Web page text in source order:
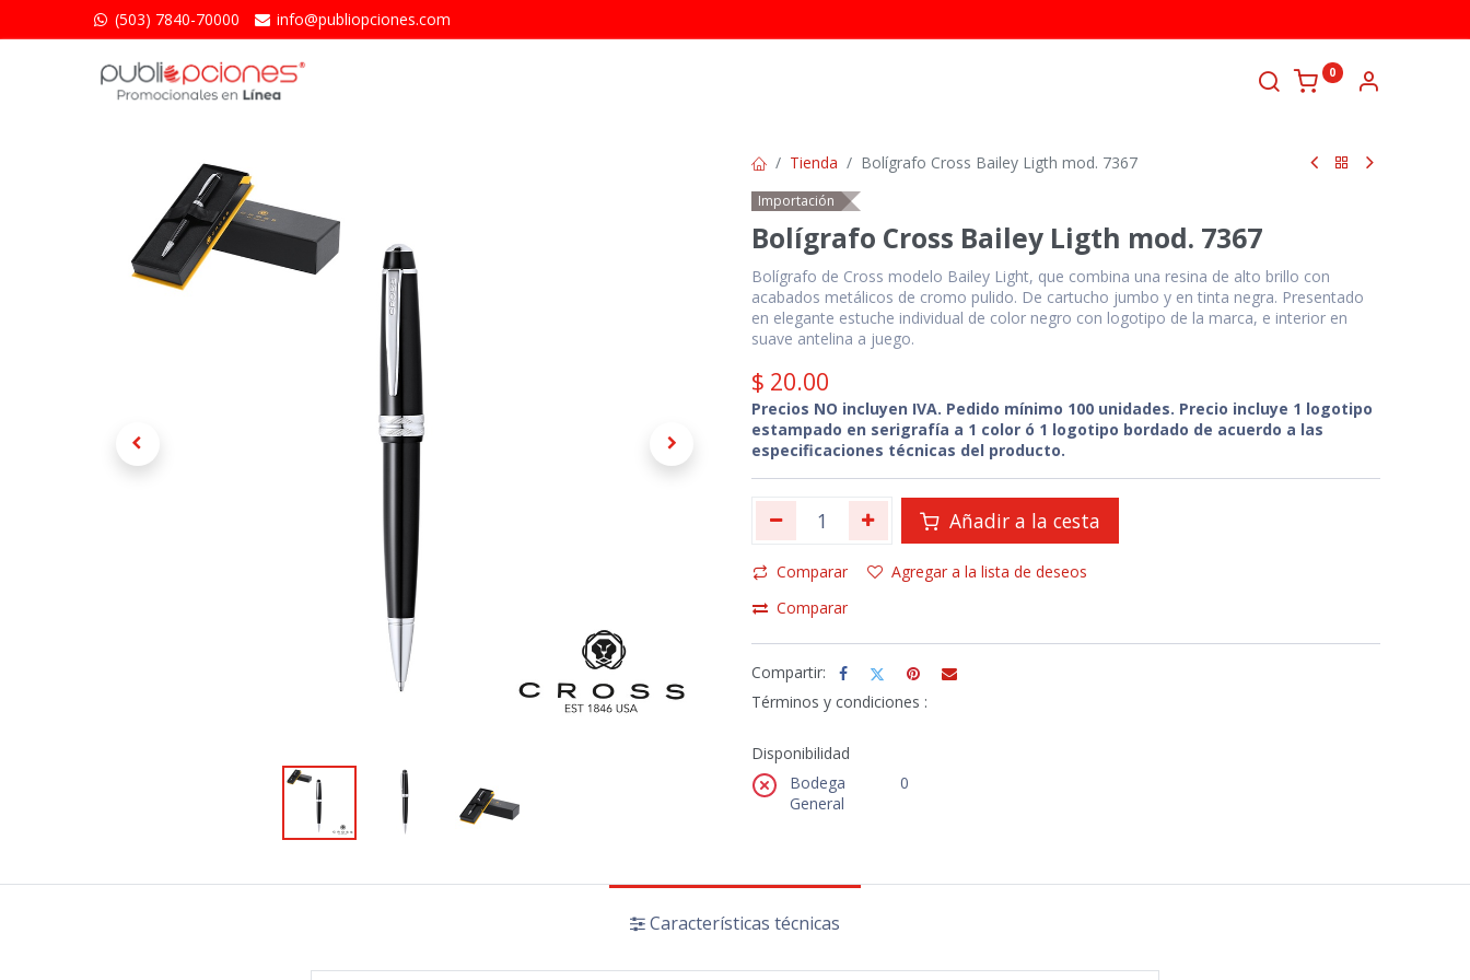
(503) 7840-70000 info@publiopciones.​com
0
Tienda Bolígrafo Cross Bailey Ligth mod. 7367
Importación
Bolígrafo Cross Bailey Ligth mod. 7367
Bolígrafo de Cross modelo Bailey Light, que combina una resina de alto brillo con
acabados metálicos de cromo pulido. De cartucho jumbo y en tinta negra. Presentado
en elegante estuche individual de color negro con logotipo de la marca, e interior en
suave antelina a juego.
$ 20.00
Precios NO incluyen IVA. Pedido mínimo 100 unidades. Precio incluye 1 logotipo
estampado en serigrafía a 1 color ó 1 logotipo bordado de acuerdo a las
especificaciones técnicas del producto.
Añadir a la cesta
Comparar
Agregar a la lista de deseos
Comparar
Compartir:
Términos y condiciones :
Disponibilidad
Bodega
General
0
Características técnicas